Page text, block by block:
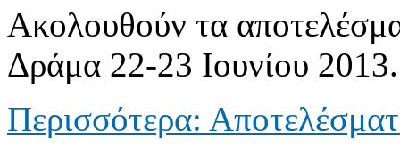
Ακολουθούν τα
Δράμα 22-23 Ιουνίου 2013.
Περισσότερα: